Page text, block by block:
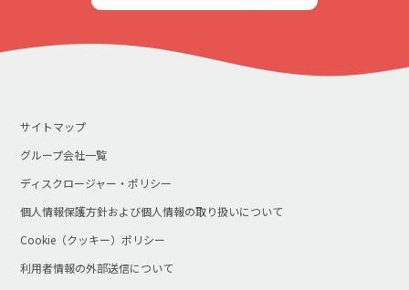
サイトマップ
グループ会社一覧
ディスクロージャー・ポリシー
個人情報保護方針および個人情報の取り扱いについて
Cookie（クッキー）ポリシー
利用者情報の外部送信について